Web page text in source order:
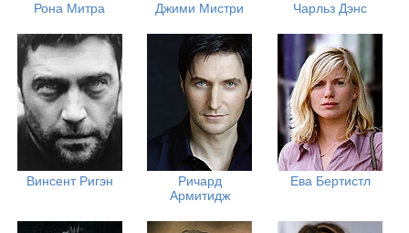
Рона Митра Джими Мистри Чарльз Дэнс
Винсент Ригэн
Ричард
Армитидж
Ева Бертистл